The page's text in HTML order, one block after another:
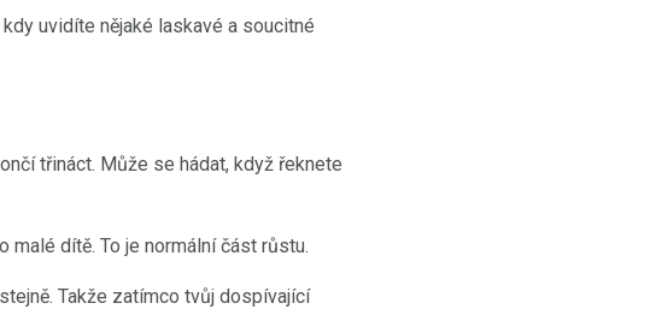
uvidíte nějaké laskavé a soucitné
třináct. Může se hádat, když řeknete
dítě. To je normální část růstu.
Takže zatímco tvůj dospívající